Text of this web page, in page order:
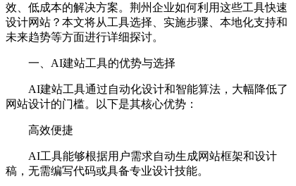
效、低成本的解决方案。荆州企业如何利用这些工具快速
设计网站？本文将从工具选择、实施步骤、本地化支持和
未来趋势等方面进行详细探讨。
一、AI建站工具的优势与选择
AI建站工具通过自动化设计和智能算法，大幅降低了
网站设计的门槛。以下是其核心优势：
高效便捷
AI工具能够根据用户需求自动生成网站框架和设计
稿，无需编写代码或具备专业设计技能。